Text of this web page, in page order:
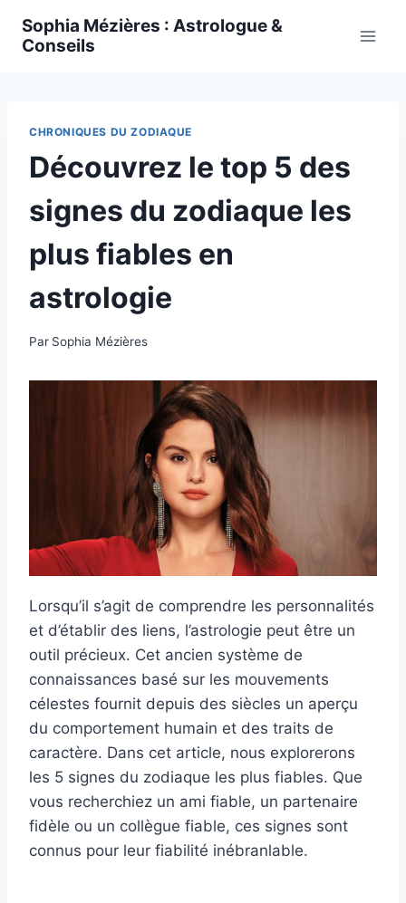
Sophia Mézières : Astrologue &
Conseils
CHRONIQUES DU ZODIAQUE
Découvrez le top 5 des
signes du zodiaque les
plus fiables en
astrologie
Par Sophia Mézières
Lorsqu’il s’agit de comprendre les personnalités
et d’établir des liens, l’astrologie peut être un
outil précieux. Cet ancien système de
connaissances basé sur les mouvements
célestes fournit depuis des siècles un aperçu
du comportement humain et des traits de
caractère. Dans cet article, nous explorerons
les 5 signes du zodiaque les plus fiables. Que
vous recherchiez un ami fiable, un partenaire
fidèle ou un collègue fiable, ces signes sont
connus pour leur fiabilité inébranlable.